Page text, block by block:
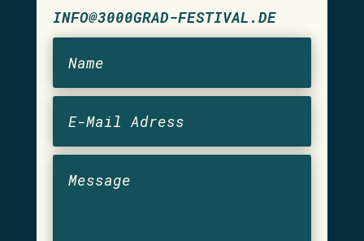
INFO@3000GRAD-FESTIVAL.DE